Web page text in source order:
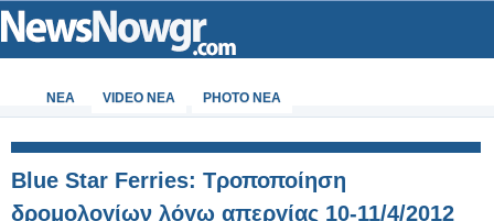
ΝΕΑ VIDEO NEA PHOTO NEA
Blue Star Ferries: Τροποποίηση
δρομολογίων λόγω απεργίας 10-11/4/2012